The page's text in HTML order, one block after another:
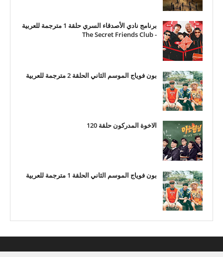
برنامج نادي الأصدقاء السري حلقة 1 مترجمة للعربية
- The Secret Friends Club
بون فوياج الموسم الثاني الحلقة 2 مترجمة للعربية
الاخوة المدركون حلقة 120
بون فوياج الموسم الثاني الحلقة 1 مترجمة للعربية